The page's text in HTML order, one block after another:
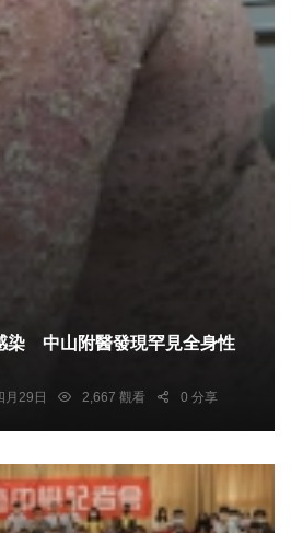
染 中山附醫發現罕見全身性
月29日 2,667 觀看 0 分享